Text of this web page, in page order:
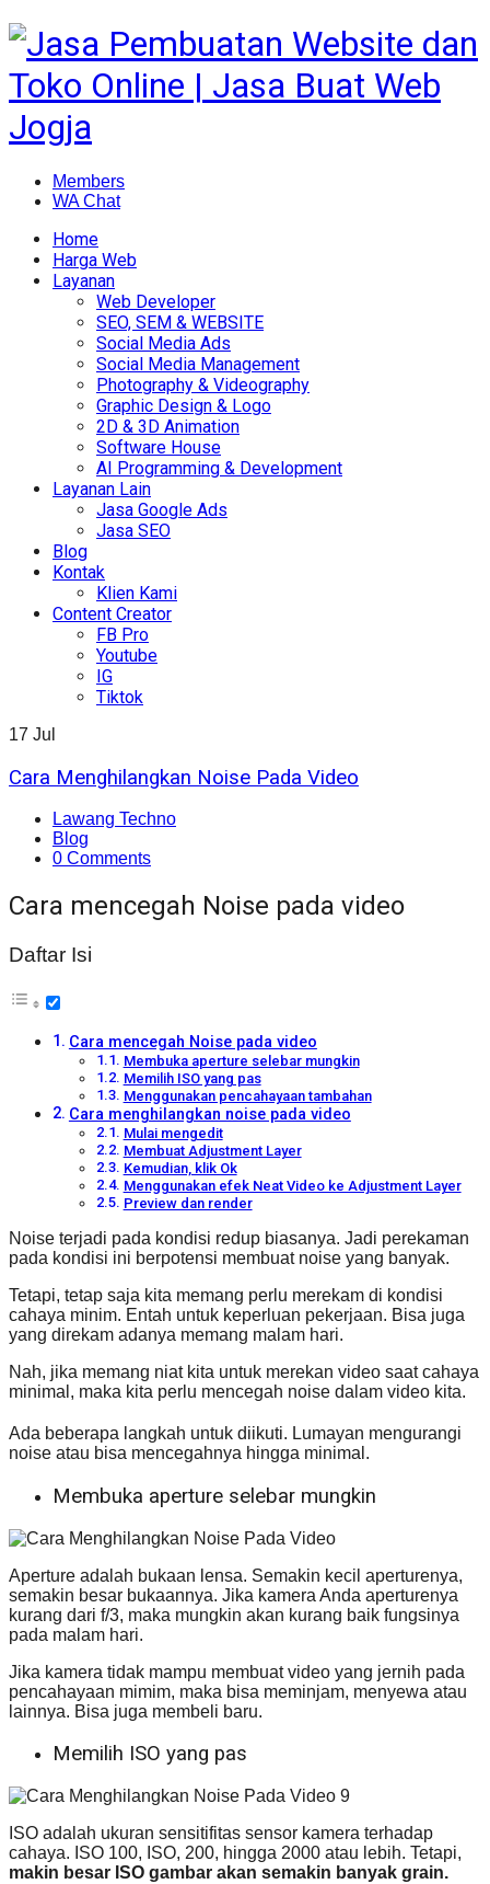
Members
WA Chat
Home
Harga Web
Layanan
Web Developer
SEO, SEM & WEBSITE
Social Media Ads
Social Media Management
Photography & Videography
Graphic Design & Logo
2D & 3D Animation
Software House
AI Programming & Development
Layanan Lain
Jasa Google Ads
Jasa SEO
Blog
Kontak
Klien Kami
Content Creator
FB Pro
Youtube
IG
Tiktok
17 Jul
Cara Menghilangkan Noise Pada Video
Lawang Techno
Blog
0 Comments
Cara mencegah Noise pada video
Daftar Isi
Cara mencegah Noise pada video
Membuka aperture selebar mungkin
Memilih ISO yang pas
Menggunakan pencahayaan tambahan
Cara menghilangkan noise pada video
Mulai mengedit
Membuat Adjustment Layer
Kemudian, klik Ok
Menggunakan efek Neat Video ke Adjustment Layer
Preview dan render
Noise terjadi pada kondisi redup biasanya. Jadi perekaman
pada kondisi ini berpotensi membuat noise yang banyak.
Tetapi, tetap saja kita memang perlu merekam di kondisi
cahaya minim. Entah untuk keperluan pekerjaan. Bisa juga
yang direkam adanya memang malam hari.
Nah, jika memang niat kita untuk merekan video saat cahaya
minimal, maka kita perlu mencegah noise dalam video kita.
Ada beberapa langkah untuk diikuti. Lumayan mengurangi
noise atau bisa mencegahnya hingga minimal.
Membuka aperture selebar mungkin
Aperture adalah bukaan lensa. Semakin kecil aperturenya,
semakin besar bukaannya. Jika kamera Anda aperturenya
kurang dari f/3, maka mungkin akan kurang baik fungsinya
pada malam hari.
Jika kamera tidak mampu membuat video yang jernih pada
pencahayaan mimim, maka bisa meminjam, menyewa atau
lainnya. Bisa juga membeli baru.
Memilih ISO yang pas
ISO adalah ukuran sensitifitas sensor kamera terhadap
cahaya. ISO 100, ISO, 200, hingga 2000 atau lebih. Tetapi,
makin besar ISO gambar akan semakin banyak grain.